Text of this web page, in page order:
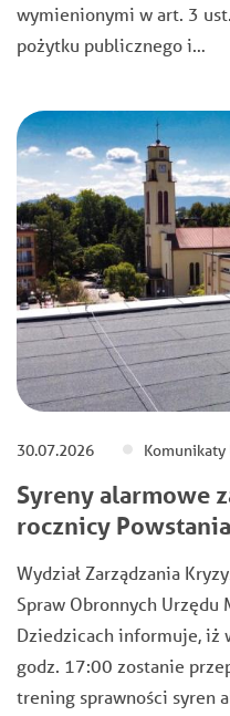
wymienionymi w art. 3
pożytku publicznego i…
30.07.2026 Komunikaty
Syreny alarmowe
rocznicy
Wydział Zarządzania
Spraw Obronnych Urzędu
Dziedzicach informuje, iż
godz. 17:00 zostanie
trening sprawności syren